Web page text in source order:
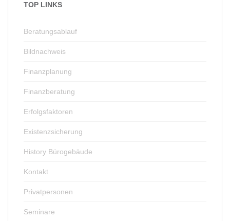
TOP LINKS
Beratungsablauf
Bildnachweis
Finanzplanung
Finanzberatung
Erfolgsfaktoren
Existenzsicherung
History Bürogebäude
Kontakt
Privatpersonen
Seminare